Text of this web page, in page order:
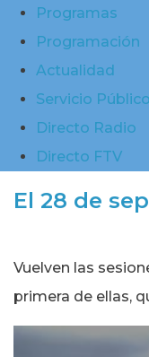
Programas
Programación
Actualidad
Servicio Público
Directo Radio
Directo FTV
El 28 de
Vuelven las
primera de ellas,